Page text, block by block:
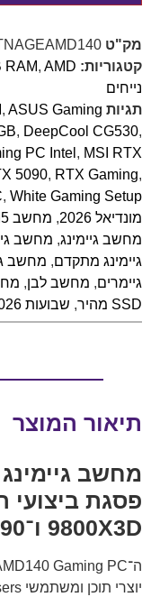
מק"ט
קטגוריות:
RAM, AMD
נייחים
תגיות
, ASUS Gaming
, DeepCool CG530,
PC Intel , MSI RTX
5090, RTX Gaming,
, White Gaming Setup
מונדיאל 2026
, מחשב AMD AM5
מחשב גיימינג, מחשב
גיימינג מתקדם, מחשב
גיימרים, מחשב לבן,
SSD מהיר
, שבועות 2026
תיאור המוצר
9800X3D ו־RTX 5090